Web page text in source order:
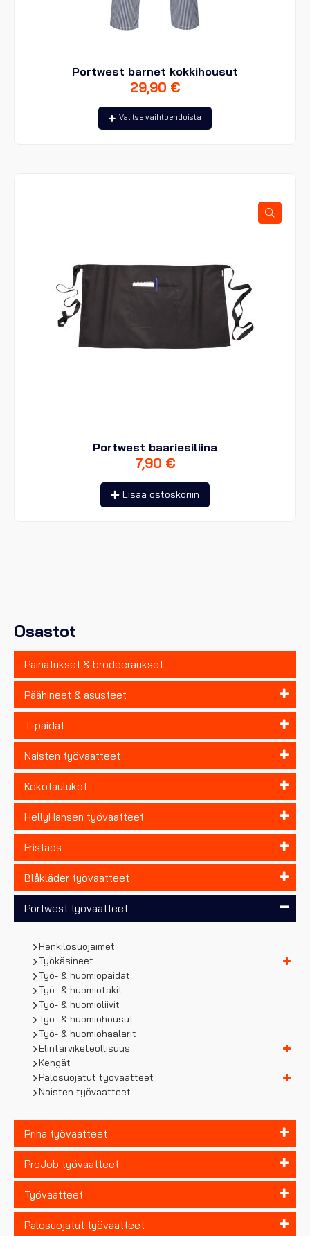
Osastot
Painatukset & brodeeraukset
Päähineet & asusteet
T-paidat
Naisten työvaatteet
Kokotaulukot
HellyHansen työvaatteet
Fristads
Blåkläder työvaatteet
Portwest työvaatteet
Henkilösuojaimet
Työkäsineet
Työ- & huomiopaidat
Työ- & huomiotakit
Työ- & huomioliivit
Työ- & huomiohousut
Työ- & huomiohaalarit
Elintarviketeollisuus
Kengät
Palosuojatut työvaatteet
Naisten työvaatteet
Priha työvaatteet
ProJob työvaatteet
Työvaatteet
Palosuojatut työvaatteet
Portwest barnet kokkihousut
29,90 €
Valitse vaihtoehdoista
Tällä
tuotteella
Portwest baariesiliina
7,90 €
Lisää ostoskoriin